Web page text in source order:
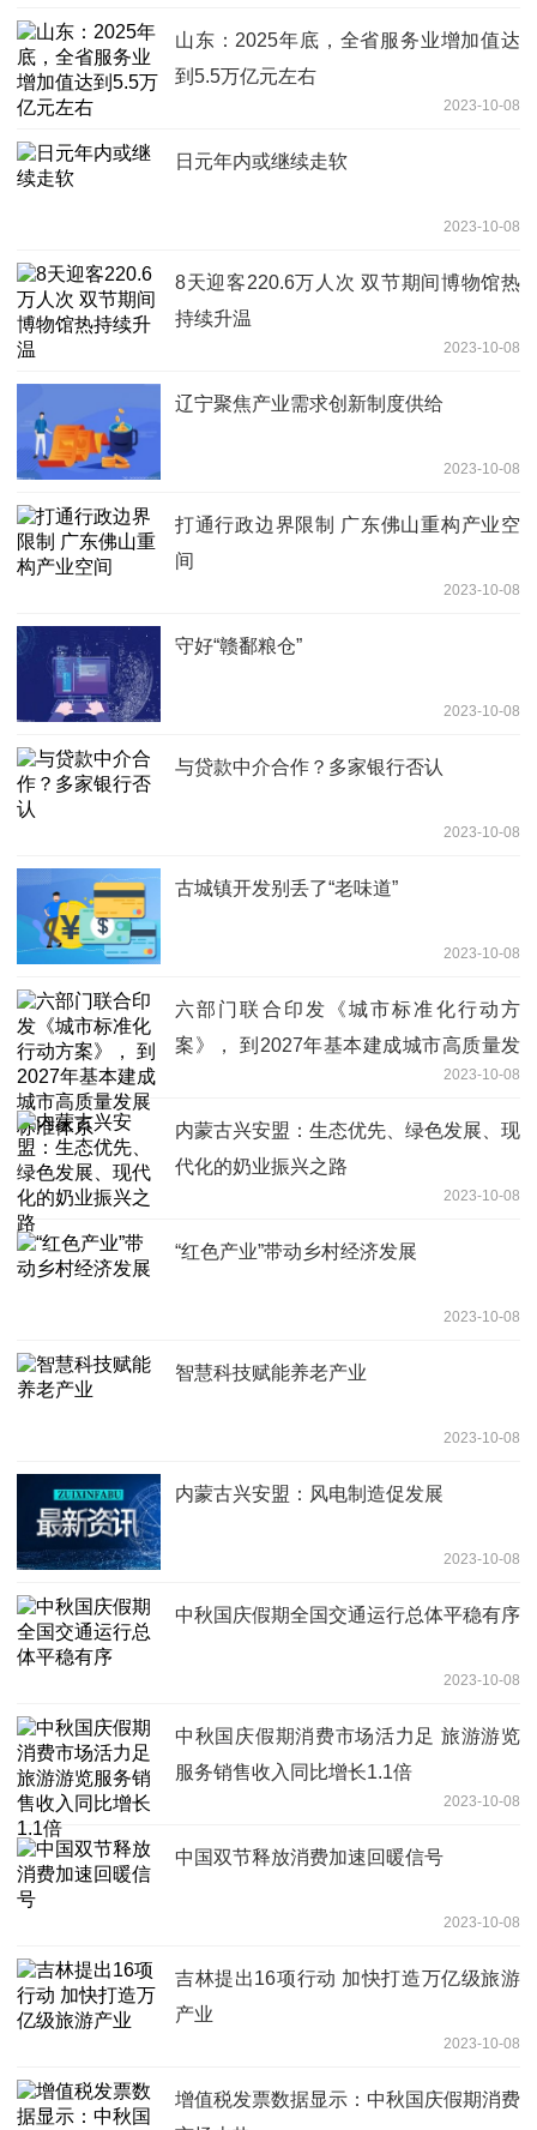
山东：2025年底，全省服务业增加值达
到5.5万亿元左右
2023-10-08
日元年内或继续走软
2023-10-08
8天迎客220.6万人次 双节期间博物馆热
持续升温
2023-10-08
辽宁聚焦产业需求创新制度供给
2023-10-08
打通行政边界限制 广东佛山重构产业空
间
2023-10-08
守好“赣鄱粮仓”
2023-10-08
与贷款中介合作？多家银行否认
2023-10-08
古城镇开发别丢了“老味道”
2023-10-08
六部门联合印发《城市标准化行动方
案》， 到2027年基本建成城市高质量发
2023-10-08
内蒙古兴安盟：生态优先、绿色发展、现
代化的奶业振兴之路
2023-10-08
“红色产业”带动乡村经济发展
2023-10-08
智慧科技赋能养老产业
2023-10-08
内蒙古兴安盟：风电制造促发展
2023-10-08
中秋国庆假期全国交通运行总体平稳有序
2023-10-08
中秋国庆假期消费市场活力足 旅游游览
服务销售收入同比增长1.1倍
2023-10-08
中国双节释放消费加速回暖信号
2023-10-08
吉林提出16项行动 加快打造万亿级旅游
产业
2023-10-08
增值税发票数据显示：中秋国庆假期消费